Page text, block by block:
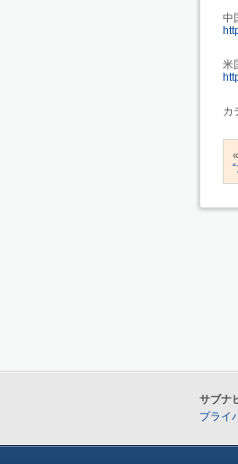
中
米
カ
«
サブナ
プライ